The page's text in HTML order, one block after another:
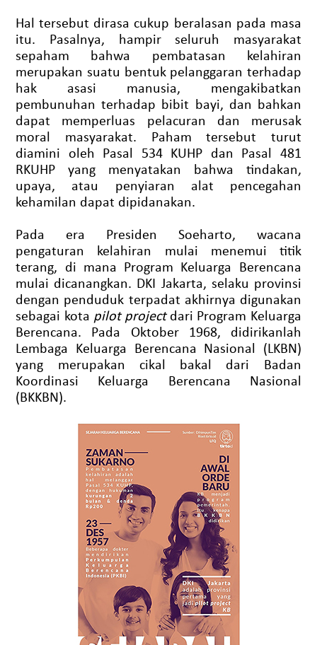
Hal tersebut dirasa cukup beralasan pada masa
itu. Pasalnya, hampir seluruh masyarakat
sepaham bahwa pembatasan kelahiran
merupakan suatu bentuk pelanggaran terhadap
hak asasi manusia, mengakibatkan
pembunuhan terhadap bibit bayi, dan bahkan
dapat memperluas pelacuran dan merusak
moral masyarakat. Paham tersebut turut
diamini oleh Pasal 534 KUHP dan Pasal 481
RKUHP yang menyatakan bahwa tindakan,
upaya, atau penyiaran alat pencegahan
kehamilan dapat dipidanakan.
Pada era Presiden Soeharto, wacana
pengaturan kelahiran mulai menemui titik
terang, di mana Program Keluarga Berencana
mulai dicanangkan. DKI Jakarta, selaku provinsi
dengan penduduk terpadat akhirnya digunakan
sebagai kota pilot projectdari Program Keluarga
Berencana. Pada Oktober 1968, didirikanlah
Lembaga Keluarga Berencana Nasional (LKBN)
yang merupakan cikal bakal dari Badan
Koordinasi Keluarga Berencana Nasional
(BKKBN).